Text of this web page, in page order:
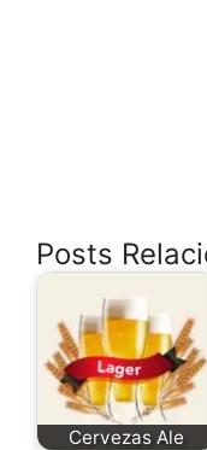
Posts
Cervezas Ale